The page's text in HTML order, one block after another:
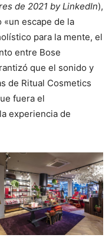
de 2021 by LinkedIn),
«un escape de la
para la mente, el
entre Bose
que el sonido y
de Ritual Cosmetics
fuera el
experiencia de